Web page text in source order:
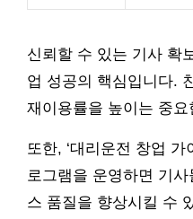
신뢰할 수 있는 기사 확
업 성공의 핵심입니다.
재이용률을 높이는 중
또한, ‘대리운전 창업 가
로그램을 운영하면 기
스 품질을 향상시킬 수